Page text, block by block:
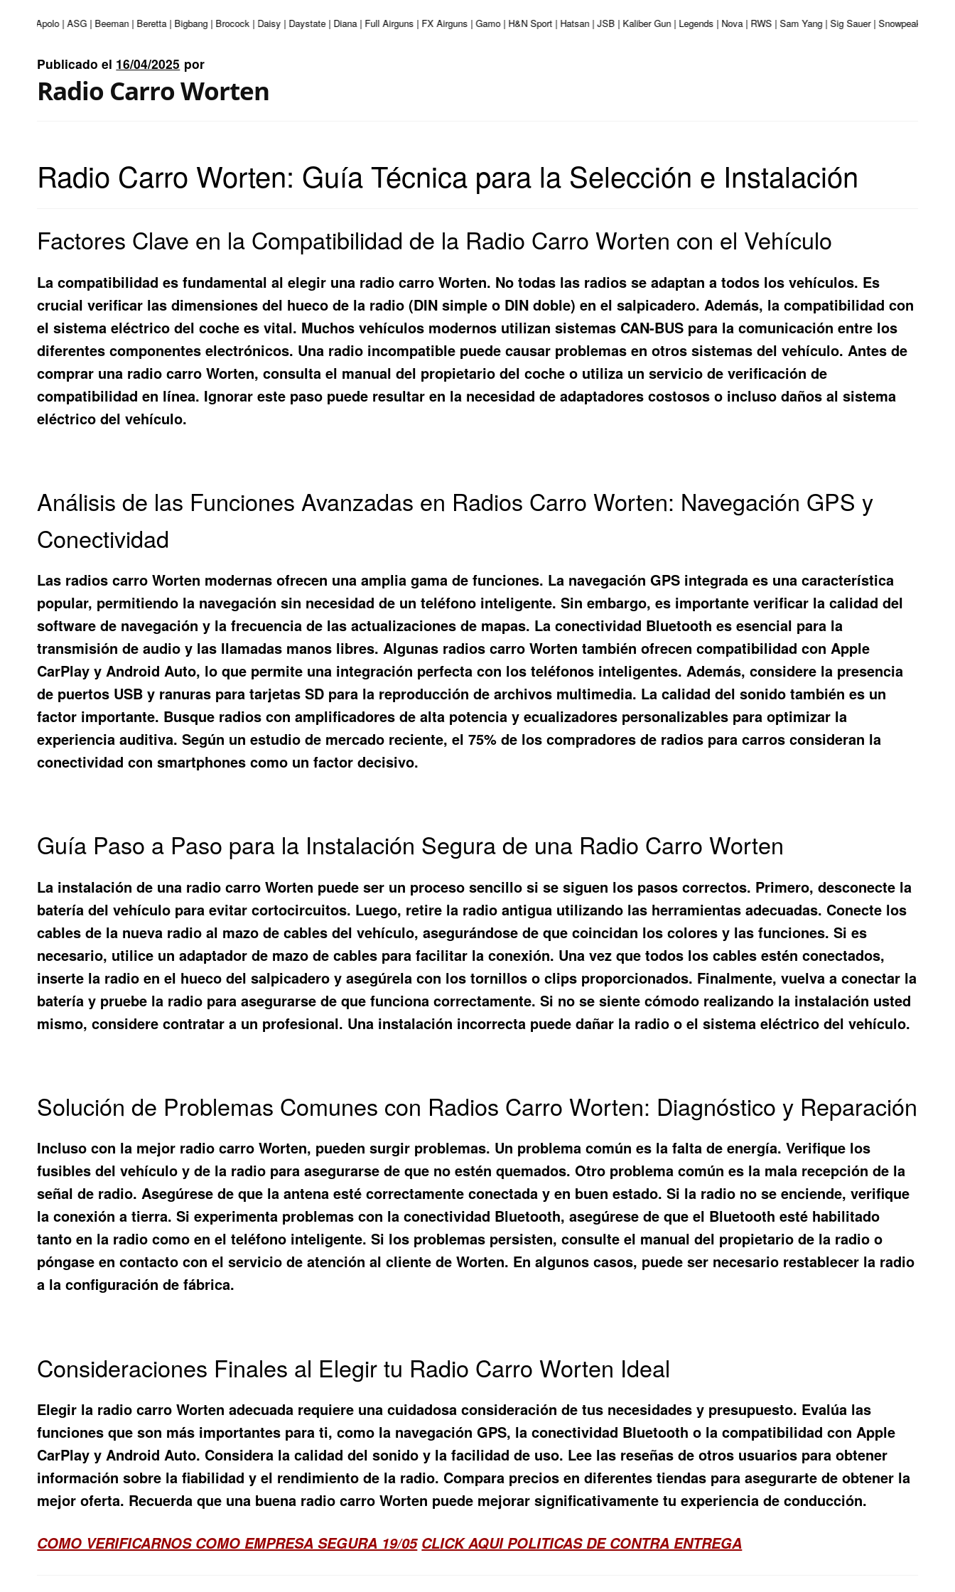
| Apolo | ASG | Beeman | Beretta | Bigbang | Brocock | Daisy | Daystate | Diana | Full Airguns | FX Airguns | Gamo | H&N Sport | Hatsan | JSB | Kaliber Gun | Legends | Nova | RWS | Sam Yang | Sig Sauer | Snowpeak |
Publicado el 16/04/2025 por
Radio Carro Worten
Radio Carro Worten: Guía Técnica para la Selección e Instalación
Factores Clave en la Compatibilidad de la Radio Carro Worten con el Vehículo
La compatibilidad es fundamental al elegir una radio carro Worten. No todas las radios se adaptan a todos los vehículos. Es
crucial verificar las dimensiones del hueco de la radio (DIN simple o DIN doble) en el salpicadero. Además, la compatibilidad con
el sistema eléctrico del coche es vital. Muchos vehículos modernos utilizan sistemas CAN-BUS para la comunicación entre los
diferentes componentes electrónicos. Una radio incompatible puede causar problemas en otros sistemas del vehículo. Antes de
comprar una radio carro Worten, consulta el manual del propietario del coche o utiliza un servicio de verificación de
compatibilidad en línea. Ignorar este paso puede resultar en la necesidad de adaptadores costosos o incluso daños al sistema
eléctrico del vehículo.
Análisis de las Funciones Avanzadas en Radios Carro Worten: Navegación GPS y
Conectividad
Las radios carro Worten modernas ofrecen una amplia gama de funciones. La navegación GPS integrada es una característica
popular, permitiendo la navegación sin necesidad de un teléfono inteligente. Sin embargo, es importante verificar la calidad del
software de navegación y la frecuencia de las actualizaciones de mapas. La conectividad Bluetooth es esencial para la
transmisión de audio y las llamadas manos libres. Algunas radios carro Worten también ofrecen compatibilidad con Apple
CarPlay y Android Auto, lo que permite una integración perfecta con los teléfonos inteligentes. Además, considere la presencia
de puertos USB y ranuras para tarjetas SD para la reproducción de archivos multimedia. La calidad del sonido también es un
factor importante. Busque radios con amplificadores de alta potencia y ecualizadores personalizables para optimizar la
experiencia auditiva. Según un estudio de mercado reciente, el 75% de los compradores de radios para carros consideran la
conectividad con smartphones como un factor decisivo.
Guía Paso a Paso para la Instalación Segura de una Radio Carro Worten
La instalación de una radio carro Worten puede ser un proceso sencillo si se siguen los pasos correctos. Primero, desconecte la
batería del vehículo para evitar cortocircuitos. Luego, retire la radio antigua utilizando las herramientas adecuadas. Conecte los
cables de la nueva radio al mazo de cables del vehículo, asegurándose de que coincidan los colores y las funciones. Si es
necesario, utilice un adaptador de mazo de cables para facilitar la conexión. Una vez que todos los cables estén conectados,
inserte la radio en el hueco del salpicadero y asegúrela con los tornillos o clips proporcionados. Finalmente, vuelva a conectar la
batería y pruebe la radio para asegurarse de que funciona correctamente. Si no se siente cómodo realizando la instalación usted
mismo, considere contratar a un profesional. Una instalación incorrecta puede dañar la radio o el sistema eléctrico del vehículo.
Solución de Problemas Comunes con Radios Carro Worten: Diagnóstico y Reparación
Incluso con la mejor radio carro Worten, pueden surgir problemas. Un problema común es la falta de energía. Verifique los
fusibles del vehículo y de la radio para asegurarse de que no estén quemados. Otro problema común es la mala recepción de la
señal de radio. Asegúrese de que la antena esté correctamente conectada y en buen estado. Si la radio no se enciende, verifique
la conexión a tierra. Si experimenta problemas con la conectividad Bluetooth, asegúrese de que el Bluetooth esté habilitado
tanto en la radio como en el teléfono inteligente. Si los problemas persisten, consulte el manual del propietario de la radio o
póngase en contacto con el servicio de atención al cliente de Worten. En algunos casos, puede ser necesario restablecer la radio
a la configuración de fábrica.
Consideraciones Finales al Elegir tu Radio Carro Worten Ideal
Elegir la radio carro Worten adecuada requiere una cuidadosa consideración de tus necesidades y presupuesto. Evalúa las
funciones que son más importantes para ti, como la navegación GPS, la conectividad Bluetooth o la compatibilidad con Apple
CarPlay y Android Auto. Considera la calidad del sonido y la facilidad de uso. Lee las reseñas de otros usuarios para obtener
información sobre la fiabilidad y el rendimiento de la radio. Compara precios en diferentes tiendas para asegurarte de obtener la
mejor oferta. Recuerda que una buena radio carro Worten puede mejorar significativamente tu experiencia de conducción.
COMO VERIFICARNOS COMO EMPRESA SEGURA 19/05 CLICK AQUI POLITICAS DE CONTRA ENTREGA